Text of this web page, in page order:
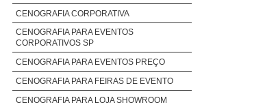
CENOGRAFIA CORPORATIVA
CENOGRAFIA PARA EVENTOS
CORPORATIVOS SP
CENOGRAFIA PARA EVENTOS PREÇO
CENOGRAFIA PARA FEIRAS DE EVENTO
CENOGRAFIA PARA LOJA SHOWROOM